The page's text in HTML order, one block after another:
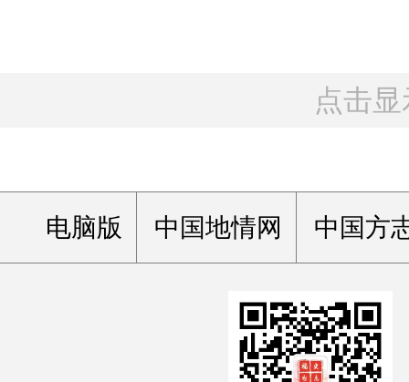
点击
电脑版 中国地情网 中国方